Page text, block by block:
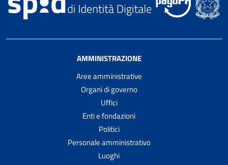
AMMINISTRAZIONE
Aree amministrative
Organi di governo
Uffici
Enti e fondazioni
Politici
Personale amministrativo
Luoghi